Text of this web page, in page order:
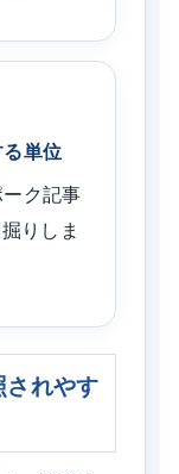
単位
ク記事
りしま
されやす